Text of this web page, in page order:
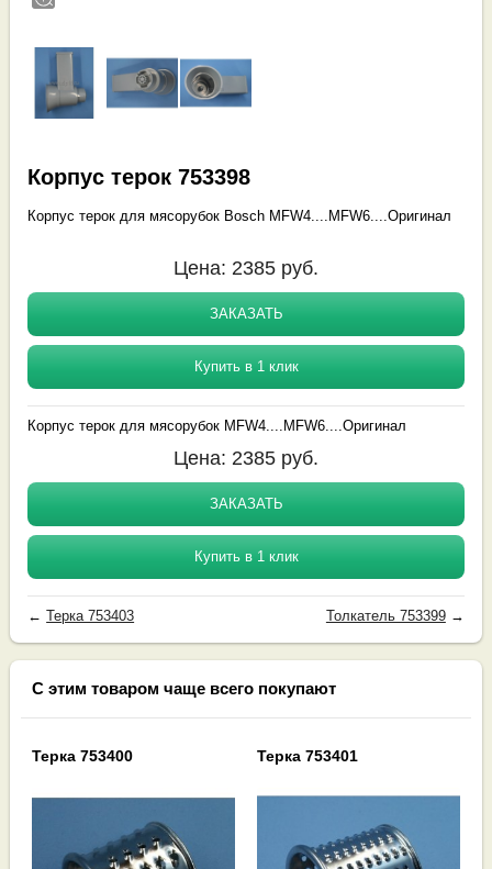
Корпус терок 753398
Корпус терок для мясорубок Bosch MFW4....MFW6....Оригинал
Цена: 2385 руб.
ЗАКАЗАТЬ
Купить в 1 клик
Корпус терок для мясорубок MFW4....MFW6....Оригинал
Цена: 2385 руб.
ЗАКАЗАТЬ
Купить в 1 клик
←Терка 753403 Толкатель 753399→
С этим товаром чаще всего покупают
Терка 753400 Терка 753401